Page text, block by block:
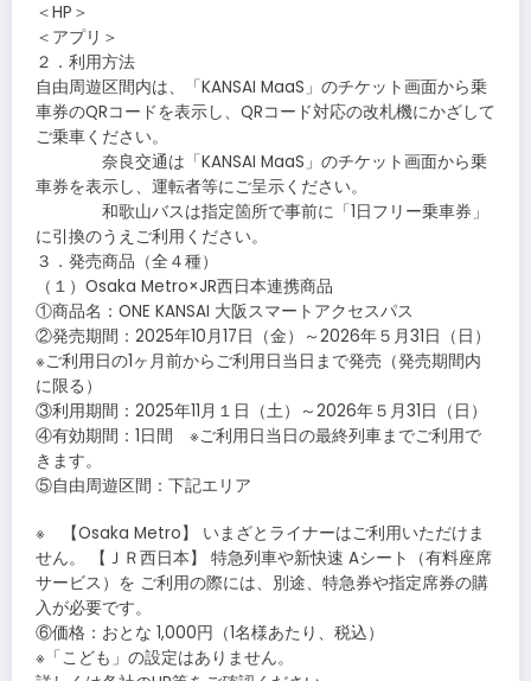
＜HP＞
＜アプリ＞
２．利用方法
自由周遊区間内は、「KANSAI MaaS」のチケット画面から乗
車券のQRコードを表示し、QRコード対応の改札機にかざして
ご乗車ください。
奈良交通は「KANSAI MaaS」のチケット画面から乗
車券を表示し、運転者等にご呈示ください。
和歌山バスは指定箇所で事前に「1日フリー乗車券」
に引換のうえご利用ください。
３．発売商品（全４種）
（１）Osaka Metro×JR西日本連携商品
①商品名：ONE KANSAI 大阪スマートアクセスパス
②発売期間：2025年10月17日（金）～2026年５月31日（日）
※ご利用日の1ヶ月前からご利用日当日まで発売（発売期間内
に限る）
③利用期間：2025年11月１日（土）～2026年５月31日（日）
④有効期間：1日間 ※ご利用日当日の最終列車までご利用で
きます。
⑤自由周遊区間：下記エリア
※ 【Osaka Metro】 いまざとライナーはご利用いただけま
せん。 【ＪＲ西日本】 特急列車や新快速 Aシート（有料座席
サービス）を ご利用の際には、別途、特急券や指定席券の購
入が必要です。
⑥価格：おとな 1,000円（1名様あたり、税込）
※「こども」の設定はありません。